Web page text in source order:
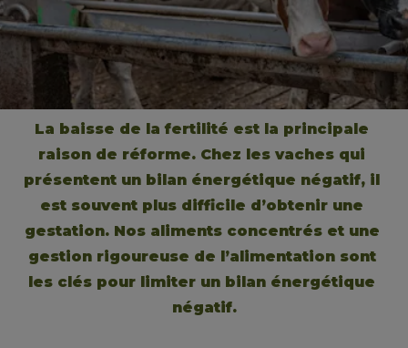
La baisse de la fertilité est la principale
raison de réforme. Chez les vaches qui
présentent un bilan énergétique négatif, il
est souvent plus difficile d’obtenir une
gestation. Nos aliments concentrés et une
gestion rigoureuse de l’alimentation sont
les clés pour limiter un bilan énergétique
négatif.